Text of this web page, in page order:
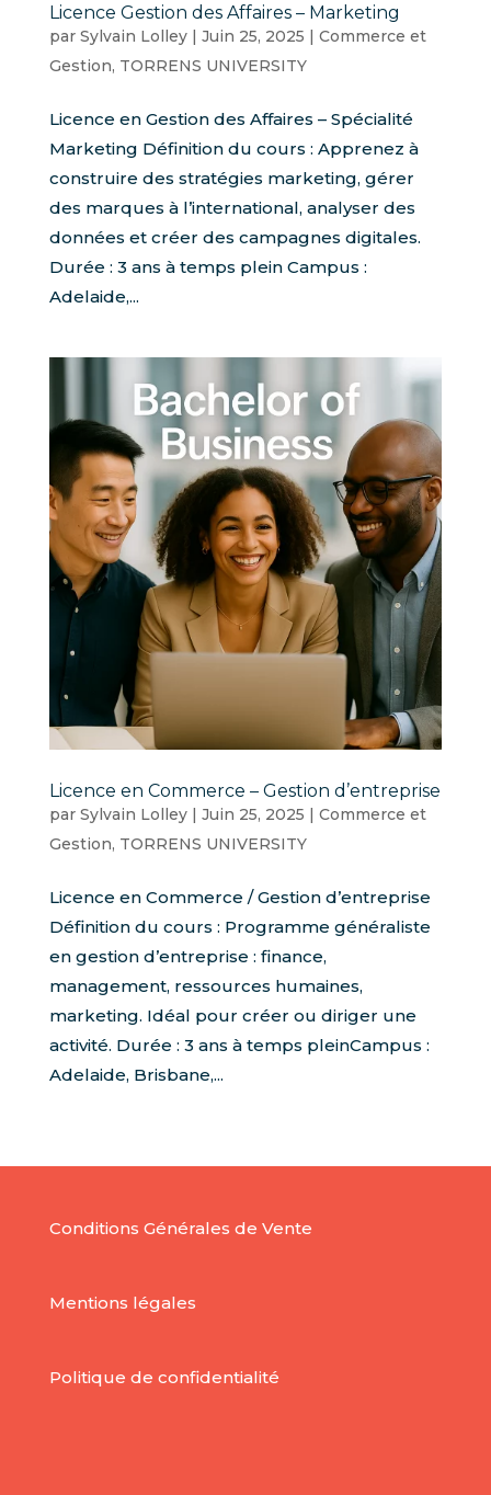
Licence Gestion des Affaires – Marketing
par Sylvain Lolley| Juin 25, 2025 | Commerce et
Gestion, TORRENS UNIVERSITY
Licence en Gestion des Affaires – Spécialité
Marketing Définition du cours : Apprenez à
construire des stratégies marketing, gérer
des marques à l’international, analyser des
données et créer des campagnes digitales.
Durée : 3 ans à temps plein Campus :
Adelaide,...
Licence en Commerce – Gestion d’entreprise
par Sylvain Lolley| Juin 25, 2025 | Commerce et
Gestion, TORRENS UNIVERSITY
Licence en Commerce / Gestion d’entreprise
Définition du cours : Programme généraliste
en gestion d’entreprise : finance,
management, ressources humaines,
marketing. Idéal pour créer ou diriger une
activité. Durée : 3 ans à temps pleinCampus :
Adelaide, Brisbane,...
Conditions Générales de Vente
Mentions légales
Politique de confidentialité